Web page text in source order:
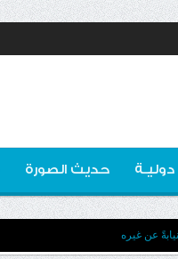
دوليـة حديث الصورة
عن غيره